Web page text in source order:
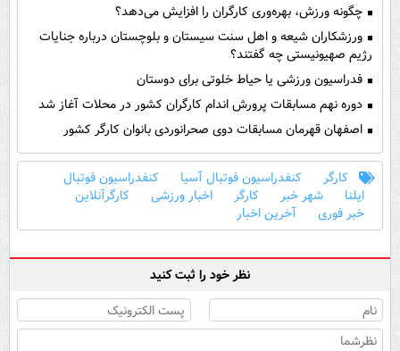
چگونه ورزش، بهره‌وری کارگران را افزایش می‌دهد؟
ورزشکاران شیعه و اهل سنت سیستان و بلوچستان درباره جنایات
رژیم صهیونیستی چه گفتند؟
فدراسیون ورزشی یا حیاط خلوتی برای دوستان
دوره نهم مسابقات پرورش اندام کارگران کشور در محلات آغاز شد
اصفهان قهرمان مسابقات دوی صحرانوردی بانوان کارگر کشور
کارگر کنفدراسیون فوتبال آسیا
کنفدراسیون فوتبال
ایلنا
شهر خبر کارگر اخبار ورزشی
کارگرآنلاین
خبر فوری
آخرین اخبار
نظر خود را ثبت کنید